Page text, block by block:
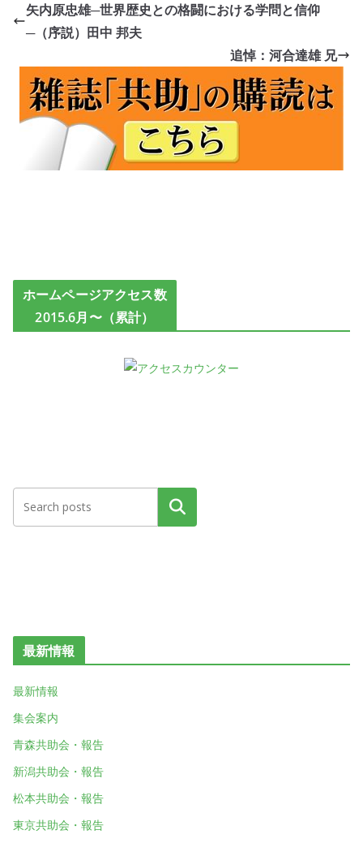
矢内原忠雄─世界歴史との格闘における学問と信仰
─（序説）田中 邦夫
追悼：河合達雄 兄
ホームページアクセス数
2015.6月〜（累計）
検索
最新情報
最新情報
集会案内
青森共助会・報告
新潟共助会・報告
松本共助会・報告
東京共助会・報告